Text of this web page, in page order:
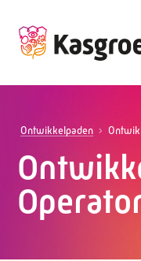
Ontwikkelpaden